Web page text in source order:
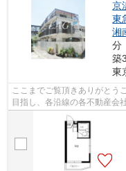
京
東
湘
分
築
東
ここまでご覧頂きありがとう
目指し、各沿線の各不動産会
様へ提供しております！最新